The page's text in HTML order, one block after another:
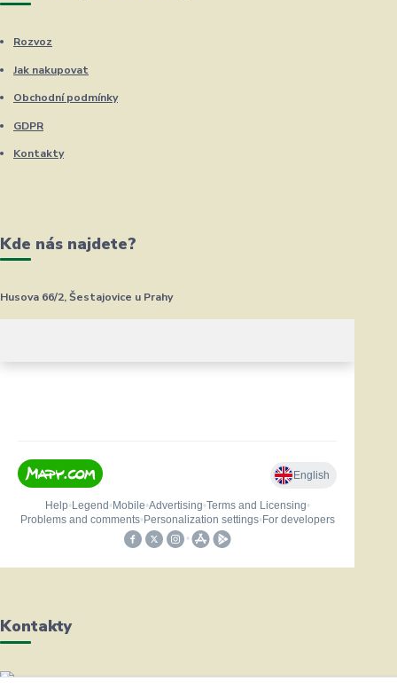
Rozvoz
Jak nakupovat
Obchodní podmínky
GDPR
Kontakty
Kde nás najdete?
Husova 66/2, Šestajovice u Prahy
Kontakty